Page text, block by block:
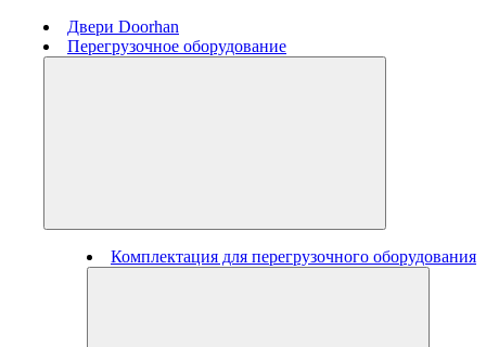
Двери Doorhan
Перегрузочное оборудование
Комплектация для перегрузочного оборудования